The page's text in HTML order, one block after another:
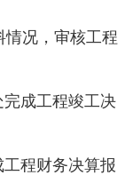
况，审核工程
成工程竣工决
程财务决算报